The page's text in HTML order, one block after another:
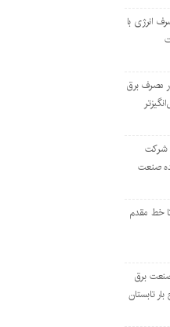
انرژی با
مصرف برق
شرکت
صنعت
خط مقدم
صنعت برق
تابستان